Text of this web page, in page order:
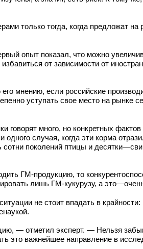
только тогда, когда предложат
опыт показал, что можно
от зависимости от
его мнению, если российские
уступать свое место на рынке
много, но конкретных
случая, когда эти корма
поколений птицы и
ГМ-продукцию, то
лишь ГМ-кукурузу, а
не стоит впадать в крайности:
— отметил эксперт. — Нельзя
это важнейшее направление в